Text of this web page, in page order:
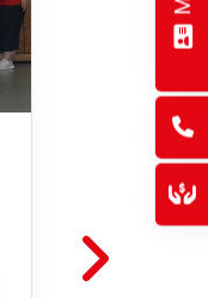
01.06.2026
Danke
FFC
Hoffmann